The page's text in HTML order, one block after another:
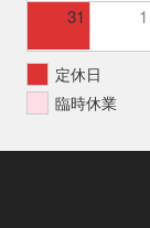
31 1
定休日
臨時休業